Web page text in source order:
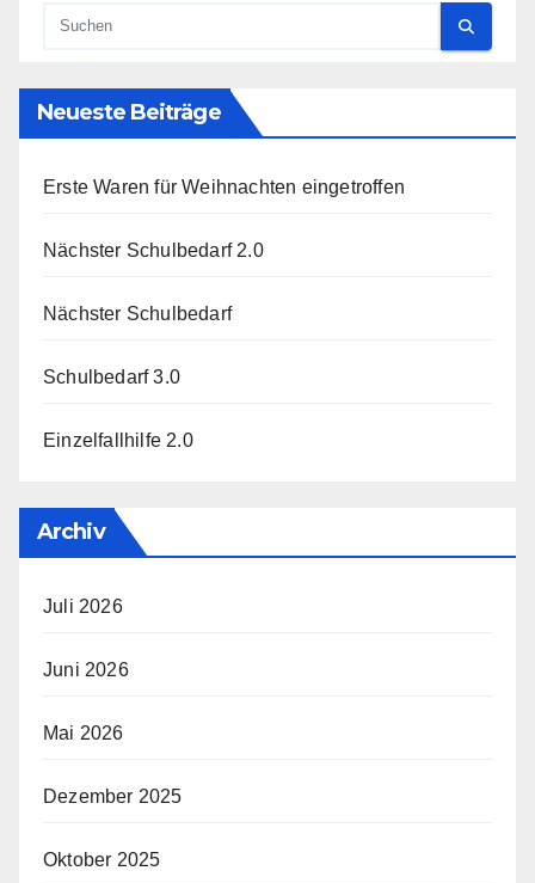
Neueste Beiträge
Erste Waren für Weihnachten eingetroffen
Nächster Schulbedarf 2.0
Nächster Schulbedarf
Schulbedarf 3.0
Einzelfallhilfe 2.0
Archiv
Juli 2026
Juni 2026
Mai 2026
Dezember 2025
Oktober 2025